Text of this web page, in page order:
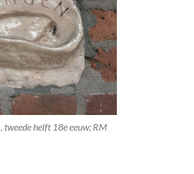
helft 18e eeuw; RM